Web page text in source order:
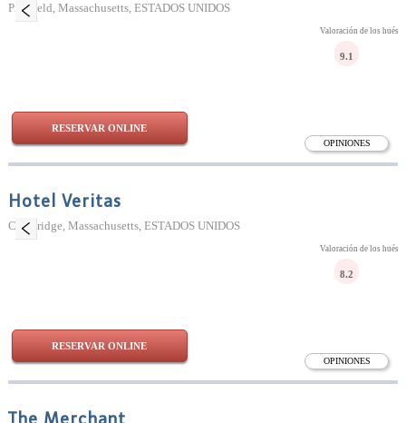
Pittsfield, Massachusetts, ESTADOS UNIDOS
OPINIONES
Valoración de los
9.1
RESERVAR ONLINE
Hotel Veritas
Cambridge, Massachusetts, ESTADOS UNIDOS
OPINIONES
Valoración de los
8.2
RESERVAR ONLINE